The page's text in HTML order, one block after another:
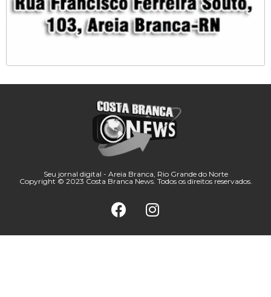
Seu jornal digital - Areia Branca, Rio Grande do Norte
Copyright © 2023 Costa Branca News. Todos os direitos reservados.